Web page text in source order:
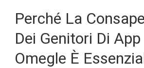
Perché La
Dei Genitori Di
Omegle È